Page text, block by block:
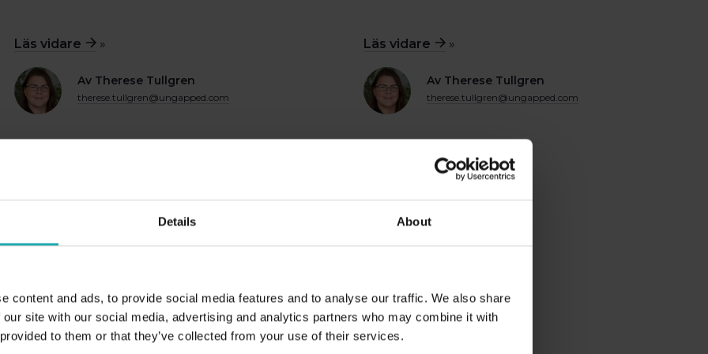
Details About
content and ads, to provide social media features and to analyse our traffic. We also share
site with our social media, advertising and analytics partners who may combine it with
to them or that they’ve collected from your use of their services.
Läs vidare »
Av Therese Tullgren
therese.tullgren@ungapped.com
Läs vidare »
Av Therese Tullgren
therese.tullgren@ungapped.com
du behöver
om att du
Det allra
Så skriver du nyhetsbrev som
konverterar!